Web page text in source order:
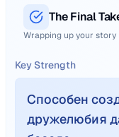
The Final
Wrapping up your story
Key Strength
Способен
дружелюбия